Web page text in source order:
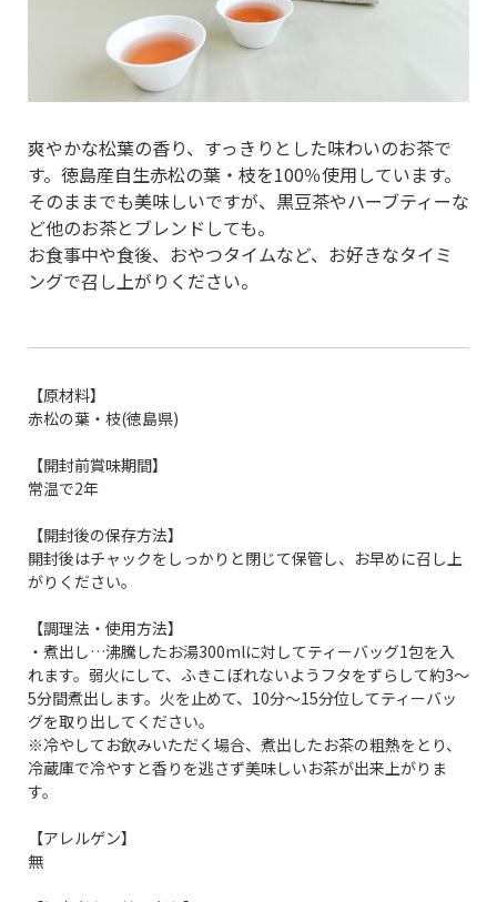
爽やかな松葉の香り、すっきりとした味わいのお茶で
す。徳島産自生赤松の葉・枝を100％使用しています。
そのままでも美味しいですが、黒豆茶やハーブティーな
ど他のお茶とブレンドしても。
お食事中や食後、おやつタイムなど、お好きなタイミ
ングで召し上がりください。
【原材料】
赤松の葉・枝(徳島県)
【開封前賞味期間】
常温で2年
【開封後の保存方法】
開封後はチャックをしっかりと閉じて保管し、お早めに召し上
がりください。
【調理法・使用方法】
・煮出し…沸騰したお湯300mlに対してティーバッグ1包を入
れます。弱火にして、ふきこぼれないようフタをずらして約3～
5分間煮出します。火を止めて、10分～15分位してティーバッ
グを取り出してください。
※冷やしてお飲みいただく場合、煮出したお茶の粗熱をとり、
冷蔵庫で冷やすと香りを逃さず美味しいお茶が出来上がりま
す。
【アレルゲン】
無